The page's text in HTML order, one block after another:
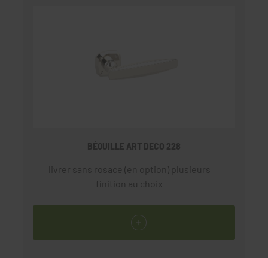
BÉQUILLE ART DECO 228
livrer sans rosace (en option) plusieurs
finition au choix